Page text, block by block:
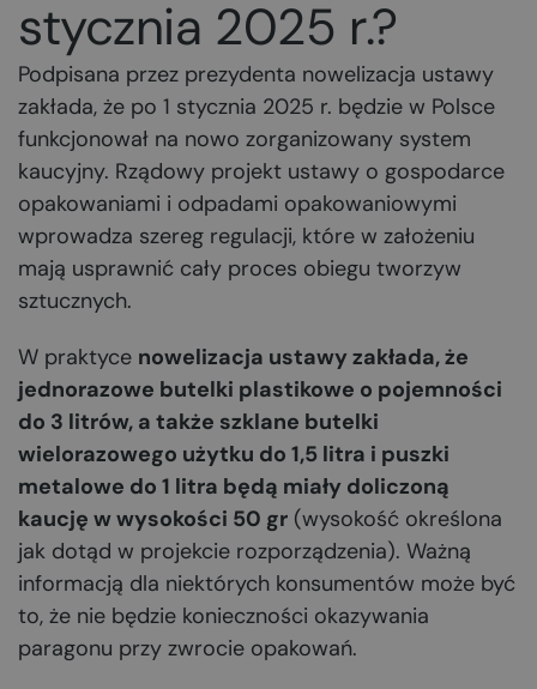
stycznia 2025 r.?
Podpisana przez prezydenta nowelizacja ustawy
zakłada, że po 1 stycznia 2025 r. będzie w Polsce
funkcjonował na nowo zorganizowany system
kaucyjny. Rządowy projekt ustawy o gospodarce
opakowaniami i odpadami opakowaniowymi
wprowadza szereg regulacji, które w założeniu
mają usprawnić cały proces obiegu tworzyw
sztucznych.
W praktyce nowelizacja ustawy zakłada, że
jednorazowe butelki plastikowe o pojemności
do 3 litrów, a także szklane butelki
wielorazowego użytku do 1,5 litra i puszki
metalowe do 1 litra będą miały doliczoną
kaucję w wysokości 50 gr (wysokość określona
jak dotąd w projekcie rozporządzenia). Ważną
informacją dla niektórych konsumentów może być
to, że nie będzie konieczności okazywania
paragonu przy zwrocie opakowań.